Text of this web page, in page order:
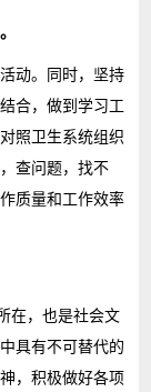
动。同时，坚持
合，做到学习工
照卫生系统组织
查问题，找不
质量和工作效率
在，也是社会文
具有不可替代的
，积极做好各项